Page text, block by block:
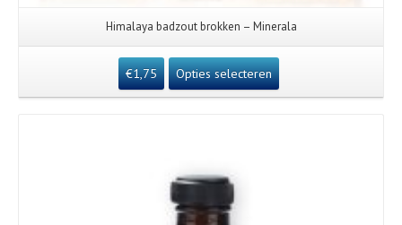
Himalaya badzout brokken – Minerala
€1,75 Opties selecteren